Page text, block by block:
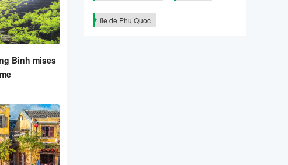
Binh mises
île de Phu Quoc